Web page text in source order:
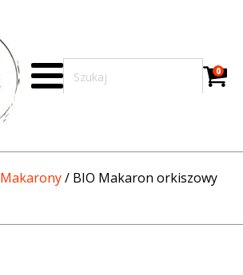
0
Makarony/ BIO Makaron orkiszowy